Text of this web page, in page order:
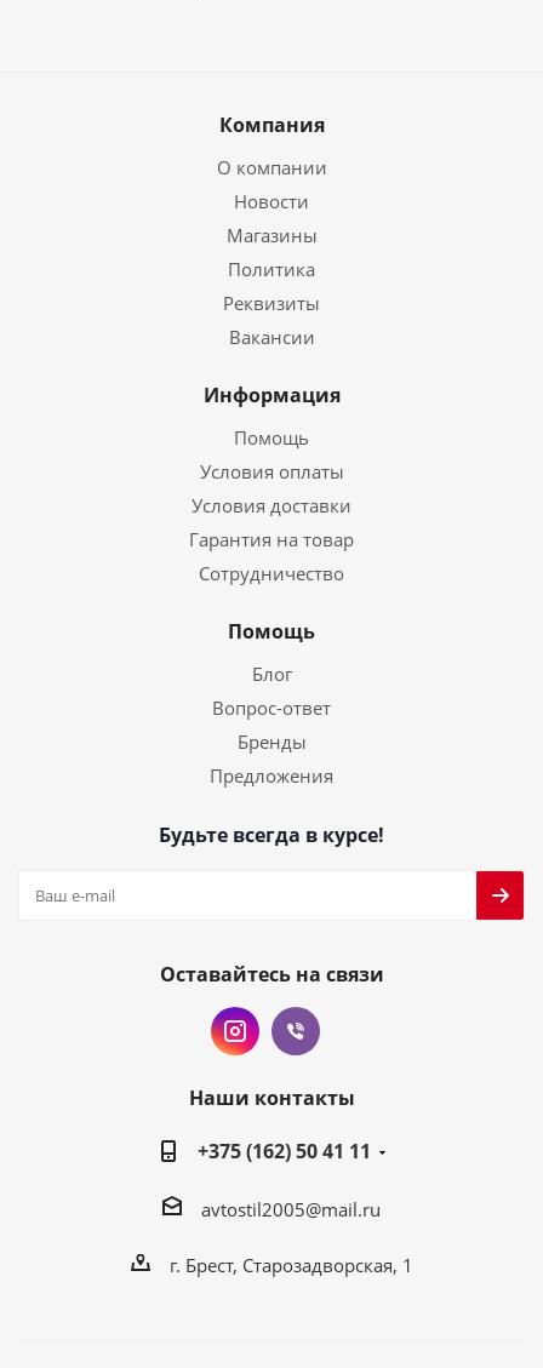
Компания
О компании
Новости
Магазины
Политика
Реквизиты
Вакансии
Информация
Помощь
Условия оплаты
Условия доставки
Гарантия на товар
Сотрудничество
Помощь
Блог
Вопрос-ответ
Бренды
Предложения
Будьте всегда в курсе!
Оставайтесь на связи
Наши контакты
+375 (162) 50 41 11
avtostil2005@mail.ru
г. Брест, Старозадворская, 1